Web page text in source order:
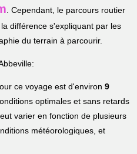
. Cependant, le parcours routier
la différence s'expliquant par les
du terrain à parcourir.
ce voyage est d'environ9
optimales et sans retards
varier en fonction de plusieurs
météorologiques, et